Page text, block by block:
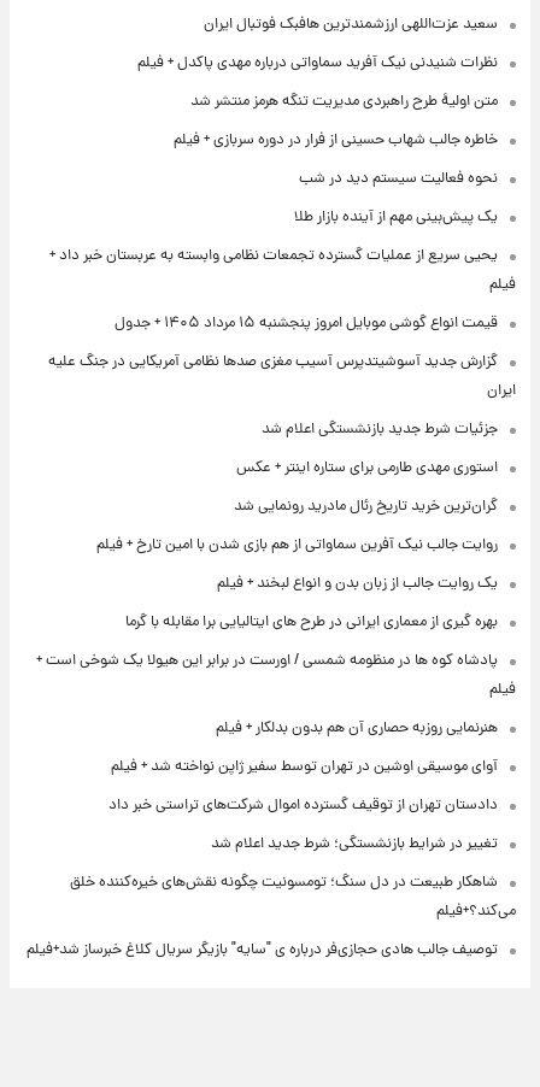
سعید عزت‌اللهی ارزشمندترین هافبک فوتبال ایران
نظرات شنیدنی نیک آفرید سماواتی درباره مهدی پاکدل + فیلم
متن اولیۀ طرح راهبردی مدیریت تنگه هرمز منتشر شد
خاطره جالب شهاب حسینی از فرار در دوره سربازی + فیلم
نحوه فعالیت سیستم دید در شب
یک پیش‌بینی مهم از آینده بازار طلا
یحیی سریع از عملیات گسترده تجمعات نظامی وابسته به عربستان خبر داد +
فیلم
قیمت انواع گوشی موبایل امروز پنجشنبه ۱۵ مرداد ۱۴۰۵ + جدول
گزارش جدید آسوشیتدپرس آسیب مغزی صدها نظامی آمریکایی در جنگ علیه
ایران
جزئیات شرط جدید بازنشستگی اعلام شد
استوری مهدی طارمی برای ستاره اینتر + عکس
گران‌ترین خرید تاریخ رئال مادرید رونمایی شد
روایت جالب نیک آفرین سماواتی از هم بازی شدن با امین تارخ + فیلم
یک روایت جالب از زبان بدن و انواع لبخند + فیلم
بهره گیری از معماری ایرانی در طرح های ایتالیایی برا مقابله با گرما
پادشاه کوه ها در منظومه شمسی / اورست در برابر این هیولا یک شوخی است +
فیلم
هنرنمایی روزبه حصاری آن هم بدون بدلکار + فیلم
آوای موسیقی اوشین در تهران توسط سفیر ژاپن نواخته شد + فیلم
دادستان تهران از توقیف گسترده اموال شرکت‌های تراستی خبر داد
تغییر در شرایط بازنشستگی؛ شرط جدید اعلام شد
شاهکار طبیعت در دل سنگ؛ تومسونیت چگونه نقش‌های خیره‌کننده خلق
می‌کند؟+فیلم
توصیف جالب هادی حجازی‌فر درباره ی "سایه" بازیگر سریال کلاغ خبرساز شد+فیلم